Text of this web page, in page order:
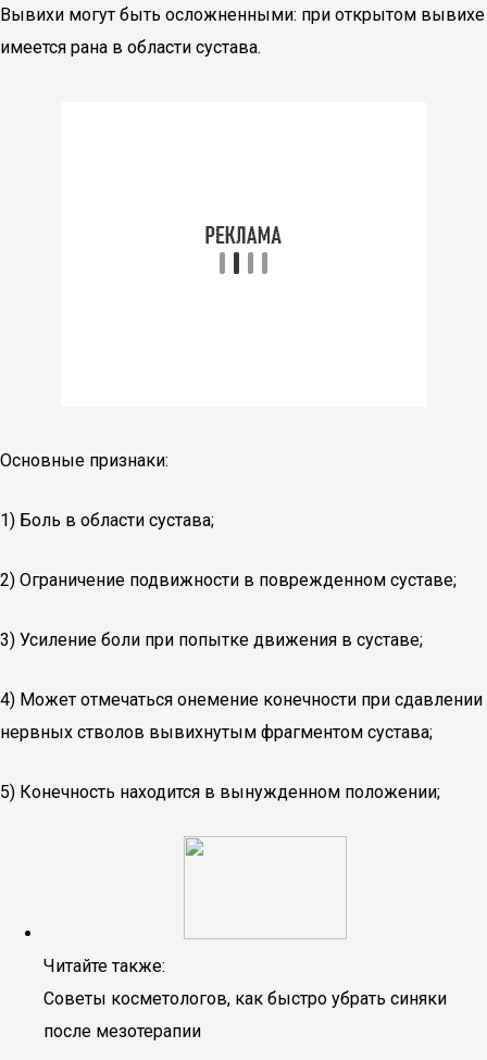
Вывихи могут быть осложненными: при открытом вывихе
имеется рана в области сустава.
Основные признаки:
1) Боль в области сустава;
2) Ограничение подвижности в поврежденном суставе;
3) Усиление боли при попытке движения в суставе;
4) Может отмечаться онемение конечности при сдавлении
нервных стволов вывихнутым фрагментом сустава;
5) Конечность находится в вынужденном положении;
Читайте также:
Советы косметологов, как быстро убрать синяки
после мезотерапии